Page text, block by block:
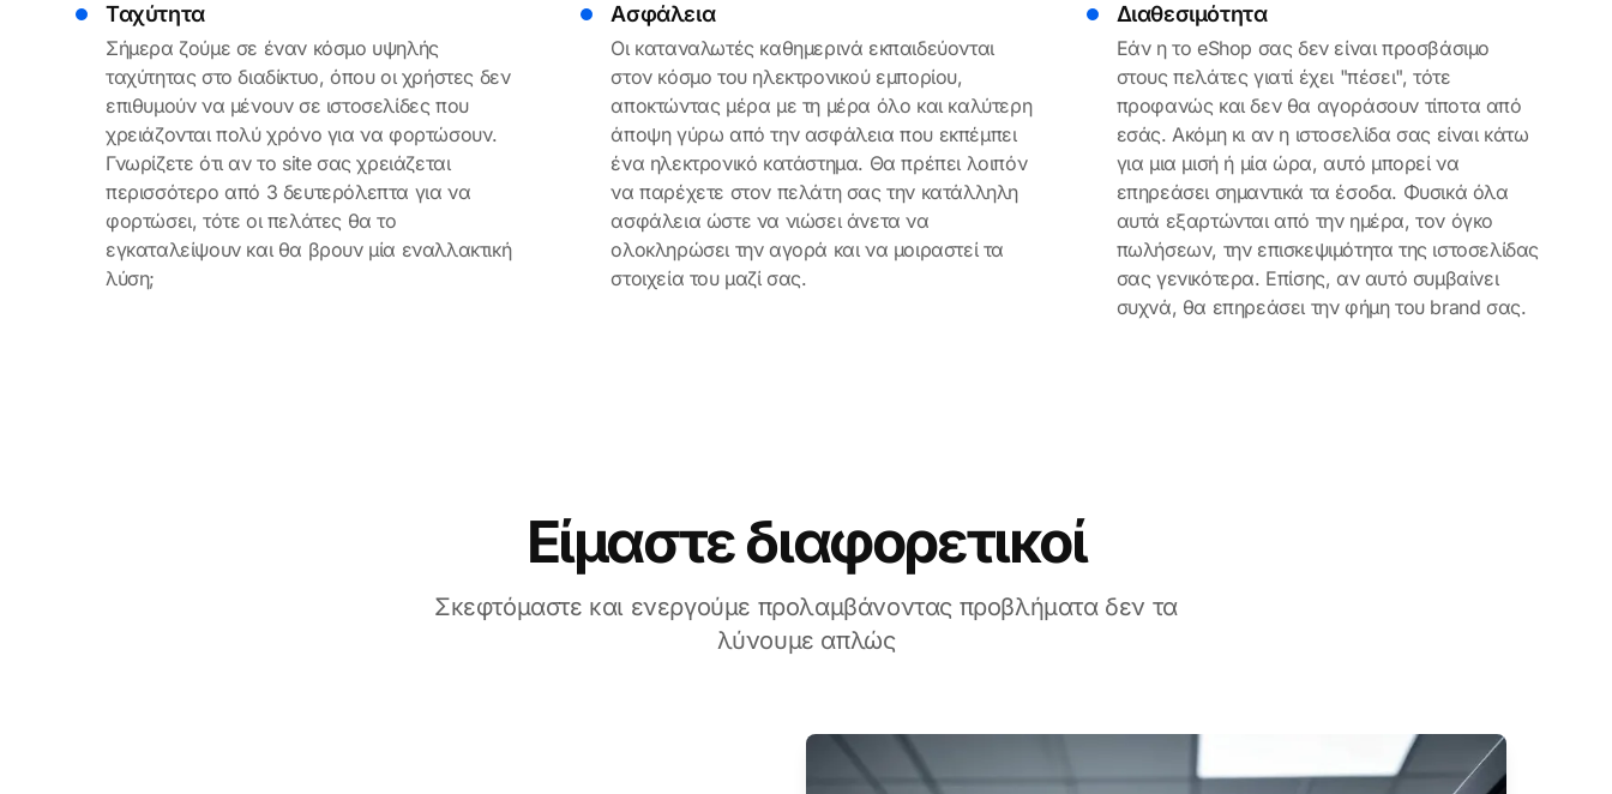
Ταχύτητα
Σήμερα ζούμε σε έναν κόσμο υψηλής
ταχύτητας στο διαδίκτυο, όπου οι χρήστες δεν
επιθυμούν να μένουν σε ιστοσελίδες που
χρειάζονται πολύ χρόνο για να φορτώσουν.
Γνωρίζετε ότι αν το site σας χρειάζεται
περισσότερο από 3 δευτερόλεπτα για να
φορτώσει, τότε οι πελάτες θα το
εγκαταλείψουν και θα βρουν μία εναλλακτική
λύση;
Ασφάλεια
Οι καταναλωτές καθημερινά εκπαιδεύονται
στον κόσμο του ηλεκτρονικού εμπορίου,
αποκτώντας μέρα με τη μέρα όλο και καλύτερη
άποψη γύρω από την ασφάλεια που εκπέμπει
ένα ηλεκτρονικό κατάστημα. Θα πρέπει λοιπόν
να παρέχετε στον πελάτη σας την κατάλληλη
ασφάλεια ώστε να νιώσει άνετα να
ολοκληρώσει την αγορά και να μοιραστεί τα
στοιχεία του μαζί σας.
Διαθεσιμότητα
Εάν η το eShop σας δεν είναι προσβάσιμo
στους πελάτες γιατί έχει "πέσει", τότε
προφανώς και δεν θα αγοράσουν τίποτα από
εσάς. Ακόμη κι αν η ιστοσελίδα σας είναι κάτω
για μια μισή ή μία ώρα, αυτό μπορεί να
επηρεάσει σημαντικά τα έσοδα. Φυσικά όλα
αυτά εξαρτώνται από την ημέρα, τον όγκο
πωλήσεων, την επισκεψιμότητα της ιστοσελίδας
σας γενικότερα. Επίσης, αν αυτό συμβαίνει
συχνά, θα επηρεάσει την φήμη του brand σας.
Είμαστε διαφορετικοί
Σκεφτόμαστε και ενεργούμε προλαμβάνοντας προβλήματα δεν τα
λύνουμε απλώς